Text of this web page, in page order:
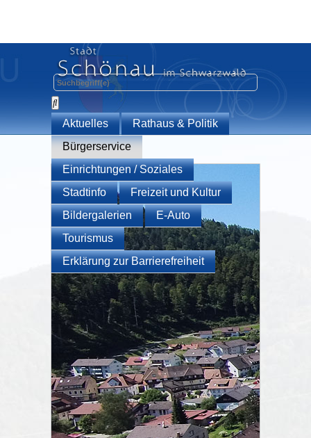
Aktuelles
Rathaus & Politik
Bürgerservice
Einrichtungen / Soziales
Stadtinfo
Freizeit und Kultur
Bildergalerien
E-Auto
Tourismus
Erklärung zur Barrierefreiheit